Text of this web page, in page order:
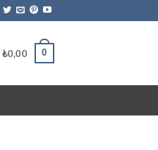
₺0,00 0